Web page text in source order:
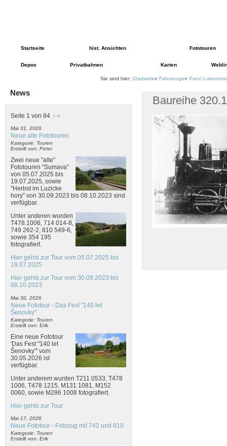
Startseite hist. Ansichten Fototouren
Depos Privatbahnen Karten
Sie sind hier:Startseite»Fahrzeuge»Parní Lokomotiv
News
Seite 1 von 84 › »
Mai 31, 2026
Neue alte Fototouren
Kategorie: Touren
Erstellt von: Peter
Zwei neue "alte"
Fototouren "Sumava"
von 05.07.2025 bis
19.07.2025, sowie
"Herbst im Luzicke
hory" von 30.09.2023 bis 08.10.2023 sind
verfügbar.
Unter anderen wurden
T478.1006, 714 014-8,
749 262-2, 810 549-6,
sowie 354 195
fotografiert.
Hier gehts zur Tour vom 05.07.2025 bis
19.07.2025
Hier gehts zur Tour vom 30.09.2023 bis
08.10.2023
Mai 30, 2026
Neue Fototour - Das Fest "140 let
Šenovky"
Kategorie: Touren
Erstellt von: Erik
Eine neue Fototour
'Das Fest "140 let
Šenovky"' vom
30.05.2026 ist
verfügbar.
Unter anderem wurden T211 0533, T478
1006, T478 1215, M131 1081, M152
0060, sowie M286 1008 fotografiert.
Hier gehts zur Tour
Mai 17, 2026
Neue Fototour - Fotozug mit 742 und 810
Kategorie: Touren
Erstellt von: Erik
Baureihe 320.1